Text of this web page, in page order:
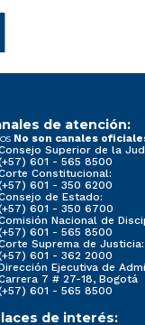
de atención:
No son canales
Superior de la
601 - 565 8500
Constitucional:
601 - 350 6200
de Estado:
601 - 350 6700
Nacional de
601 - 565 8500
Suprema de Justicia:
601 - 362 2000
Ejecutiva de
7 # 27-18, Bogotá
601 - 565 8500
de interés: